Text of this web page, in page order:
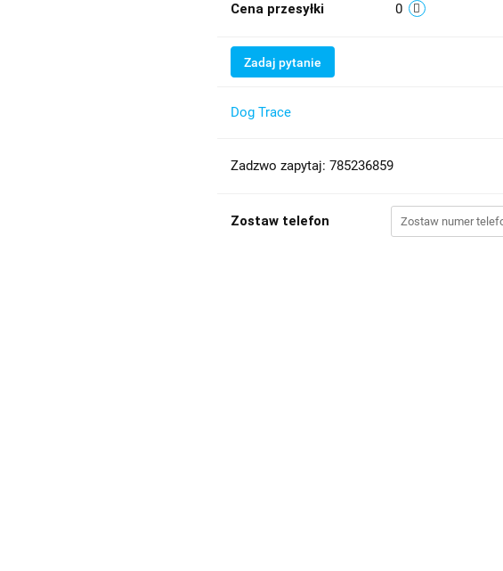
Cena przesyłki 0
Zadaj pytanie
Dog Trace
Zadzwo zapytaj: 785236859
Zostaw telefon